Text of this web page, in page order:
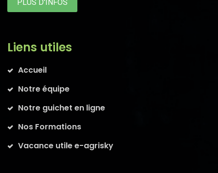
PLUS D'INFOS
Liens utiles
Accueil
Notre équipe
Notre guichet en ligne
Nos Formations
Vacance utile e-agrisky